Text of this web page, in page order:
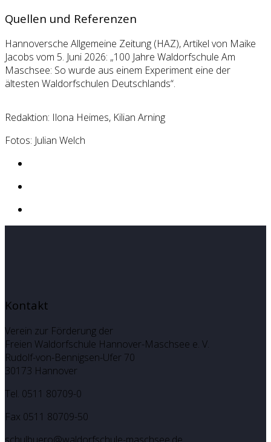
Quellen und Referenzen
Hannoversche Allgemeine Zeitung (HAZ), Artikel von Maike
Jacobs vom 5. Juni 2026: „100 Jahre Waldorfschule Am
Maschsee: So wurde aus einem Experiment eine der
ältesten Waldorfschulen Deutschlands“.
Redaktion: Ilona Heimes, Kilian Arning
Fotos: Julian Welch
Kontakt
Verein zur Förderung der
Freien Waldorfschule Hannover-Maschsee e. V.
Rudolf-von-Bennigsen-Ufer 70
30173 Hannover
Tel. 0511 80709-0
Fax 0511 80709-50